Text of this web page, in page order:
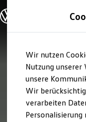
Hauptinhalt
springen
Footer
springen
Modelle und
Konfigurator
Modelle
Elektroautos
ENERGY
SUV und
Kombis
Wir nutzen
Nutzung unserer
unsere
Wir
verarbeiten
Personalisierung